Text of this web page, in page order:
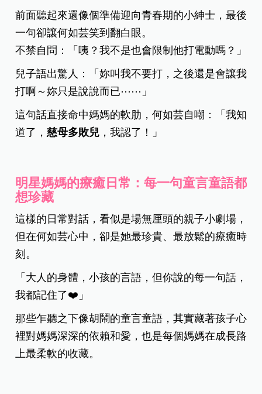
前面聽起來還像個準備迎向青春期的小紳士，最後
一句卻讓何如芸笑到翻白眼。
不禁自問：「咦？我不是也會限制他打電動嗎？」
兒子語出驚人：「妳叫我不要打，之後還是會讓我
打啊～妳只是說說而已⋯⋯ 」
這句話直接命中媽媽的軟肋，何如芸自嘲：「我知
道了，慈母多敗兒 ，我認了！」
明星媽媽的療癒日常：每一句童言童語都
想珍藏
這樣的日常對話，看似是場無厘頭的親子小劇場，
但在何如芸心中，卻是她最珍貴、最放鬆的療癒時
刻。
「大人的身體，小孩的言語，但你說的每一句話，
我都記住了❤️」
那些乍聽之下像胡鬧的童言童語，其實藏著孩子心
裡對媽媽深深的依賴和愛，也是每個媽媽在成長路
上最柔軟的收藏。